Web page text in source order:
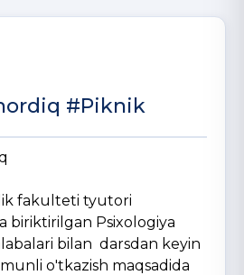
#Piknik
fakulteti tyutori
biriktirilgan Psixologiya
bilan darsdan keyin
o'tkazish maqsadida